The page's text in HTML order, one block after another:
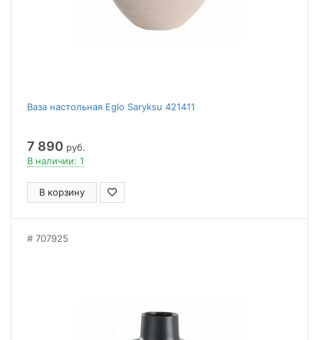
Ваза настольная Eglo Saryksu 421411
7 890 руб.
В наличии: 1
В корзину
707925